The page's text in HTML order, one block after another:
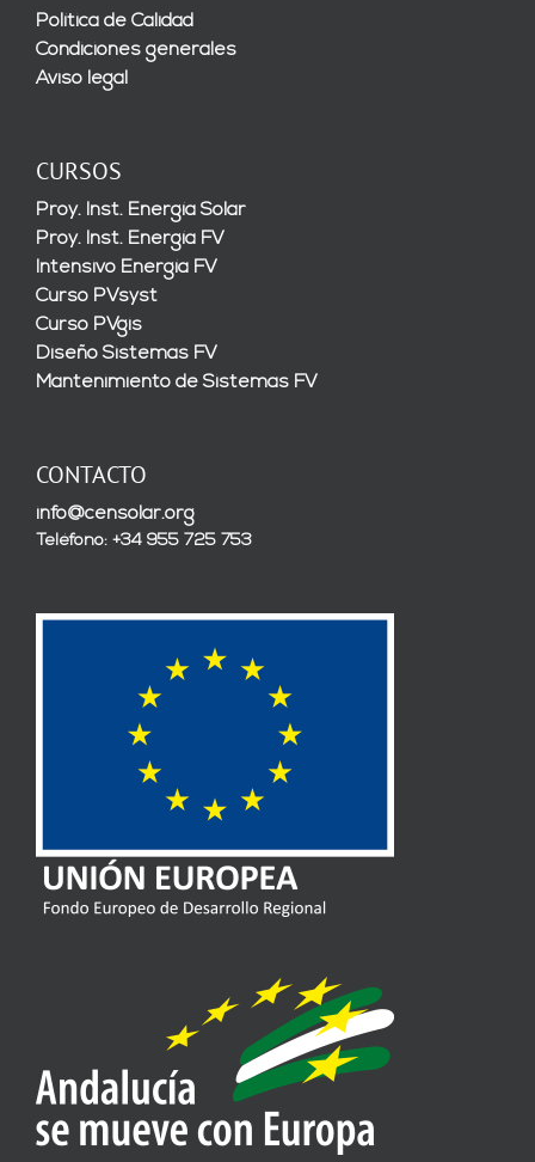
Política de Calidad
Condiciones generales
Aviso legal
CURSOS
Proy. Inst. Energía Solar
Proy. Inst. Energía FV
Intensivo Energía FV
Curso PVsyst
Curso PVgis
Diseño Sistemas FV
Mantenimiento de Sistemas FV
CONTACTO
info@censolar.org
Teléfono: +34 955 725 753